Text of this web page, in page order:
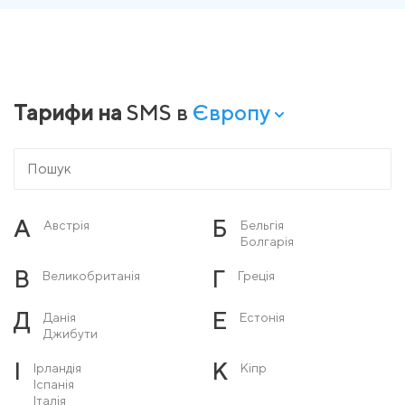
Тарифи на SMS в Європу
А Австрія Б
Бельгія
Болгарія
В Великобританія Г Греція
Д
Данія
Джибути
Е Естонія
І
Ірландія
Іспанія
Італія
К Кіпр